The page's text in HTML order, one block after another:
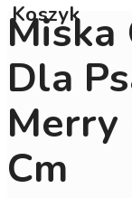
Koszyk
Miska
Dla
Merry
Cm